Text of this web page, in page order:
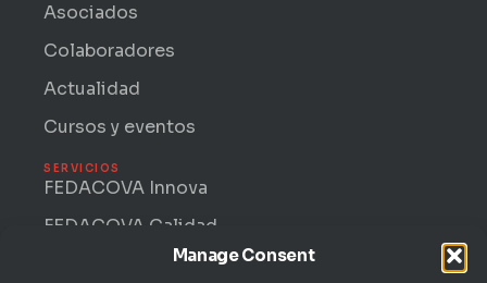
Manage Consent
Asociados
Colaboradores
Actualidad
Cursos y eventos
SERVICIOS
FEDACOVA Innova
FEDACOVA Calidad
Internacional · ENTRII